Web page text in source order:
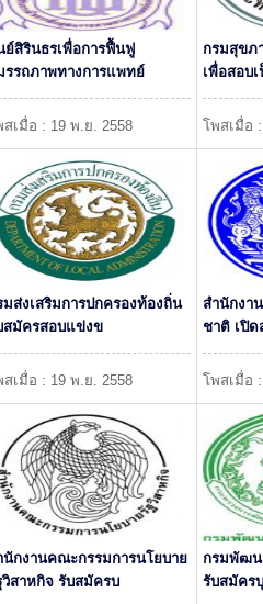
นย์สิรินธรเพื่อการฟื้นฟู
มรรถภาพทางการแพทย์
พสเมื่อ : 19 พ.ย. 2558
กรมสุขภ
เพื่อสอบ
โพสเมื่อ
มส่งเสริมการปกครองท้องถิ่น
สมัครสอบแข่งข
สเมื่อ : 19 พ.ย. 2558
สำนักงา
ชาติ เปิด
โพสเมื่อ
นักงานคณะกรรมการนโยบาย
วิสาหกิจ รับสมัครบ
กรมพัฒน
รับสมัคร